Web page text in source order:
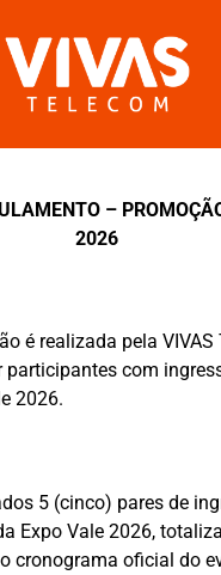
–
2026
é realizada pela VIVAS
participantes com
2026.
5 (cinco) pares de
Expo Vale 2026,
cronograma oficial do